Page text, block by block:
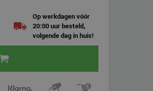
Op werkdagen vóór
20:00 uur besteld,
volgende dag in huis!